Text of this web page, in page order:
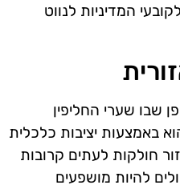
המדיניות לנווט
שבו שערי החליפין
באמצעות יציבות כלכלית
חולקות לעתים קרובות
להיות מושפעים